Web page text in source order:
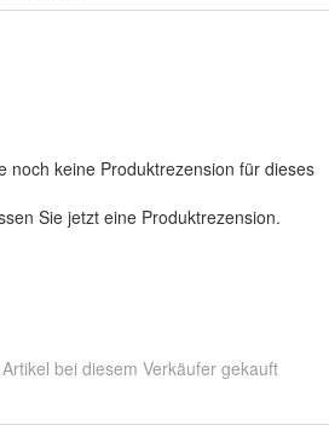
noch keine Produktrezension für dieses
Sie jetzt eine Produktrezension.
bei diesem Verkäufer gekauft